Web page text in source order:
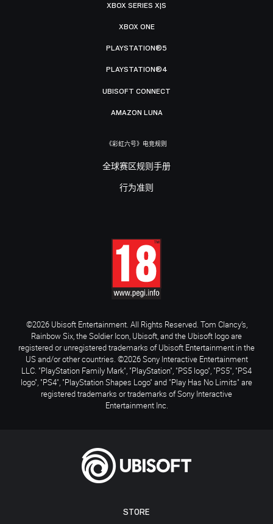
STORE
XBOX SERIES X|S
XBOX ONE
PLAYSTATION®5
PLAYSTATION®4
UBISOFT CONNECT
AMAZON LUNA
《彩虹六号》电竞规则
全球赛区规则手册
行为准则
©2026 Ubisoft Entertainment. All Rights Reserved. Tom Clancy’s,
Rainbow Six, the Soldier Icon, Ubisoft, and the Ubisoft logo are
registered or unregistered trademarks of Ubisoft Entertainment in the
US and/or other countries. ©2026 Sony Interactive Entertainment
LLC. "PlayStation Family Mark", "PlayStation", "PS5 logo", "PS5", "PS4
logo", "PS4", "PlayStation Shapes Logo" and "Play Has No Limits" are
registered trademarks or trademarks of Sony Interactive
Entertainment Inc.